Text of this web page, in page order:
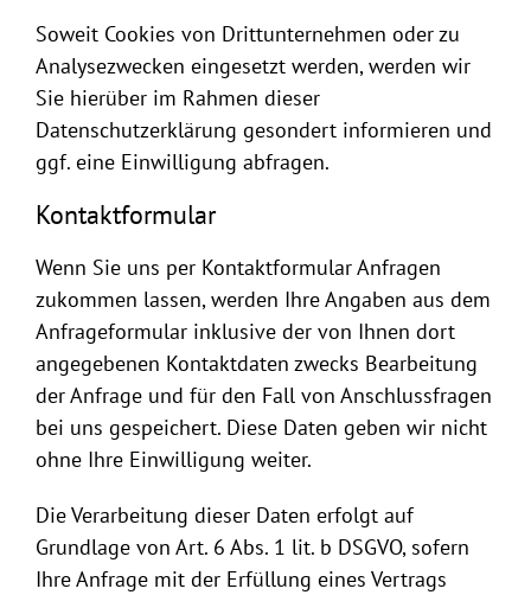
Soweit Cookies von Drittunternehmen oder zu
Analysezwecken eingesetzt werden, werden wir
Sie hierüber im Rahmen dieser
Datenschutzerklärung gesondert informieren und
ggf. eine Einwilligung abfragen.
Kontaktformular
Wenn Sie uns per Kontaktformular Anfragen
zukommen lassen, werden Ihre Angaben aus dem
Anfrageformular inklusive der von Ihnen dort
angegebenen Kontaktdaten zwecks Bearbeitung
der Anfrage und für den Fall von Anschlussfragen
bei uns gespeichert. Diese Daten geben wir nicht
ohne Ihre Einwilligung weiter.
Die Verarbeitung dieser Daten erfolgt auf
Grundlage von Art. 6 Abs. 1 lit. b DSGVO, sofern
Ihre Anfrage mit der Erfüllung eines Vertrags